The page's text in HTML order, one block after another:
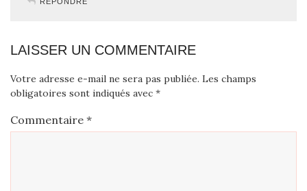
RÉPONDRE
LAISSER UN COMMENTAIRE
Votre adresse e-mail ne sera pas publiée. Les champs
obligatoires sont indiqués avec *
Commentaire *